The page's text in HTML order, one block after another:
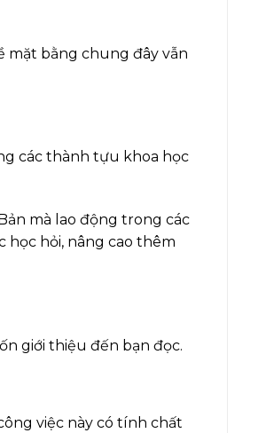
mặt bằng chung đây vẫn
các thành tựu khoa học
mà lao động trong các
học hỏi, nâng cao thêm
giới thiệu đến bạn đọc.
việc này có tính chất